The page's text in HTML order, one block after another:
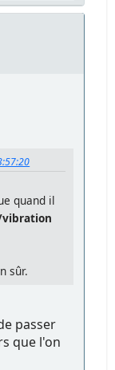
quand il
sûr.
passer
que l'on